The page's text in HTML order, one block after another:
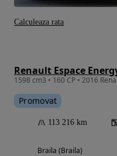
Renault Espace
Promovat
113 216 km
Braila (Braila)
Calculeaza rata